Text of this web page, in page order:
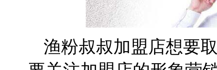
渔粉叔叔加盟店想要